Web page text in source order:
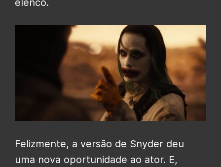
elenco.
Felizmente, a versão de Snyder deu
uma nova oportunidade ao ator. E,